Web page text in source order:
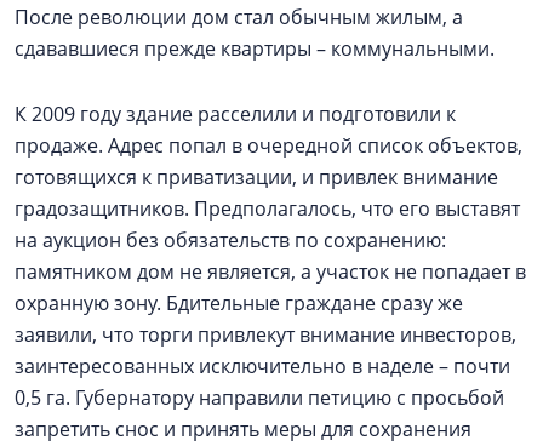
После революции дом стал обычным жилым, а
сдававшиеся прежде квартиры – коммунальными.
К 2009 году здание расселили и подготовили к
продаже. Адрес попал в очередной список объектов,
готовящихся к приватизации, и привлек внимание
градозащитников. Предполагалось, что его выставят
на аукцион без обязательств по сохранению:
памятником дом не является, а участок не попадает в
охранную зону. Бдительные граждане сразу же
заявили, что торги привлекут внимание инвесторов,
заинтересованных исключительно в наделе – почти
0,5 га. Губернатору направили петицию с просьбой
запретить снос и принять меры для сохранения